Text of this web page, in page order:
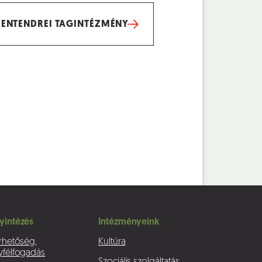
TAGINTÉZMÉNY
Intézményeink
Kultúra